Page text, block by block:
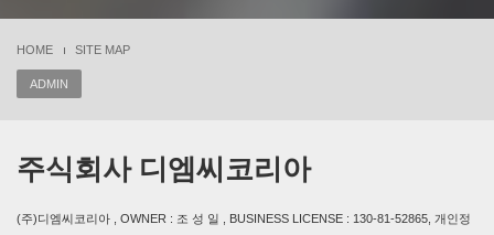
HOME SITE MAP
ADMIN
주식회사 디엠씨코리아
(주)디엠씨코리아 , OWNER : 조 성 일 , BUSINESS LICENSE : 130-81-52865, 개인정